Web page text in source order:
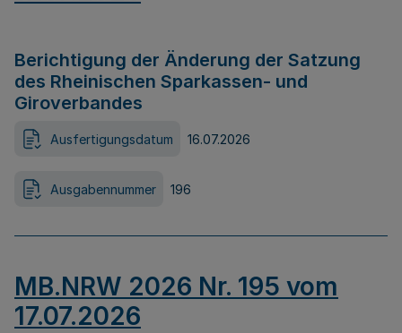
Berichtigung der Änderung der Satzung
des Rheinischen Sparkassen- und
Giroverbandes
Ausfertigungsdatum 16.07.2026
Ausgabennummer 196
MB.NRW 2026 Nr. 195 vom
17.07.2026